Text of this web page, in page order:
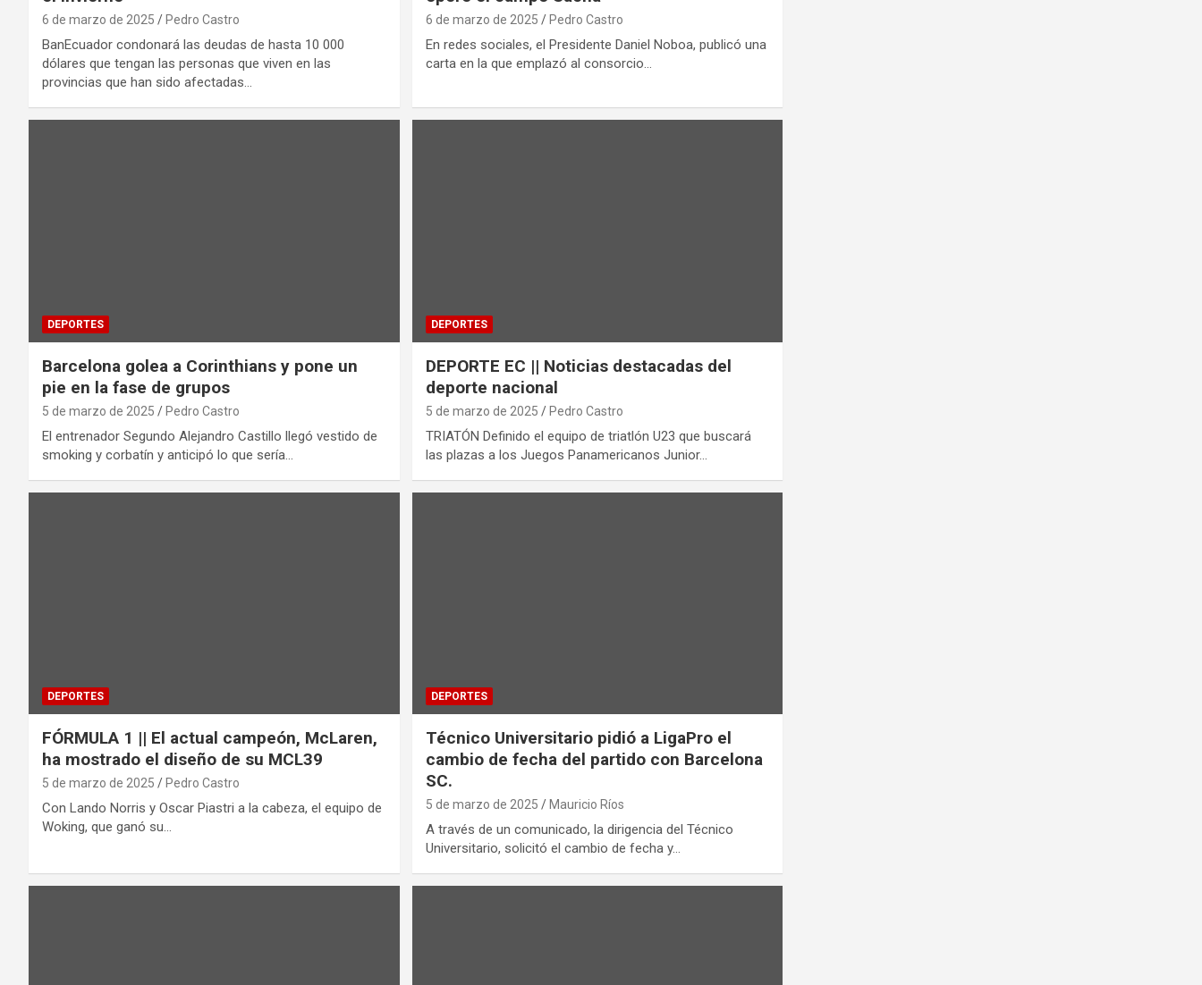
6 de marzo de 2025 Pedro Castro
BanEcuador condonará las deudas de hasta 10 000
dólares que tengan las personas que viven en las
provincias que han sido afectadas…
6 de marzo de 2025 Pedro Castro
En redes sociales, el Presidente Daniel Noboa, publicó una
carta en la que emplazó al consorcio…
DEPORTES
Barcelona golea a Corinthians y pone un
pie en la fase de grupos
5 de marzo de 2025 Pedro Castro
El entrenador Segundo Alejandro Castillo llegó vestido de
smoking y corbatín y anticipó lo que sería…
DEPORTES
DEPORTE EC || Noticias destacadas del
deporte nacional
5 de marzo de 2025 Pedro Castro
TRIATÓN Definido el equipo de triatlón U23 que buscará
las plazas a los Juegos Panamericanos Junior…
DEPORTES
FÓRMULA 1 || El actual campeón, McLaren,
ha mostrado el diseño de su MCL39
5 de marzo de 2025 Pedro Castro
Con Lando Norris y Oscar Piastri a la cabeza, el equipo de
Woking, que ganó su…
DEPORTES
Técnico Universitario pidió a LigaPro el
cambio de fecha del partido con Barcelona
SC.
5 de marzo de 2025 Mauricio Ríos
A través de un comunicado, la dirigencia del Técnico
Universitario, solicitó el cambio de fecha y…